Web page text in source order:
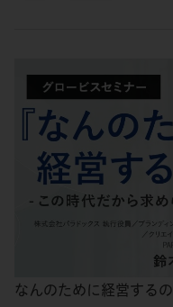
なんのために経営する